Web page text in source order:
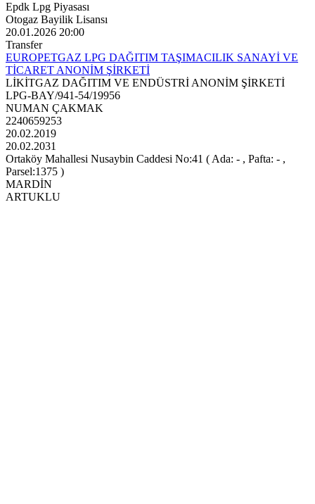
Epdk Lpg Piyasası
Otogaz Bayilik Lisansı
20.01.2026 20:00
Transfer
EUROPETGAZ LPG DAĞITIM TAŞIMACILIK SANAYİ VE
TİCARET ANONİM ŞİRKETİ
LİKİTGAZ DAĞITIM VE ENDÜSTRİ ANONİM ŞİRKETİ
LPG-BAY/941-54/19956
NUMAN ÇAKMAK
2240659253
20.02.2019
20.02.2031
Ortaköy Mahallesi Nusaybin Caddesi No:41 ( Ada: - , Pafta: - ,
Parsel:1375 )
MARDİN
ARTUKLU